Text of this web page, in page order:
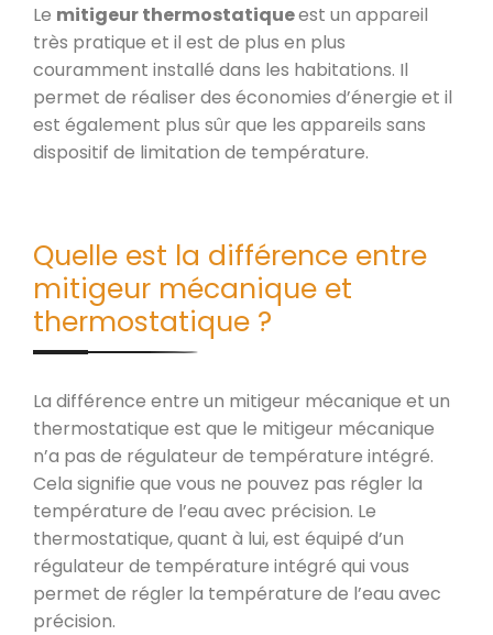
Le mitigeur thermostatiqueest un appareil
très pratique et il est de plus en plus
couramment installé dans les habitations. Il
permet de réaliser des économies d’énergie et il
est également plus sûr que les appareils sans
dispositif de limitation de température.
Quelle est la différence entre
mitigeur mécanique et
thermostatique ?
La différence entre un mitigeur mécanique et un
thermostatique est que le mitigeur mécanique
n’a pas de régulateur de température intégré.
Cela signifie que vous ne pouvez pas régler la
température de l’eau avec précision. Le
thermostatique, quant à lui, est équipé d’un
régulateur de température intégré qui vous
permet de régler la température de l’eau avec
précision.